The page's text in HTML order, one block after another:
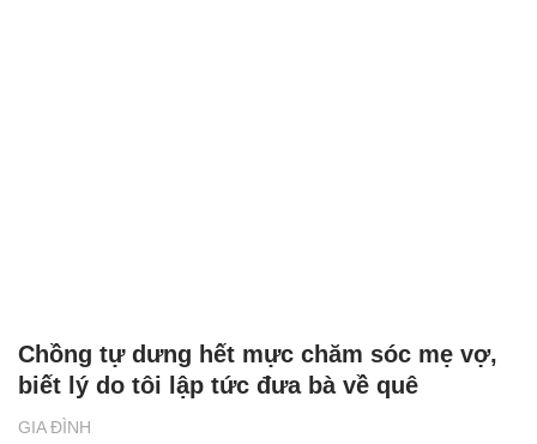
GIA ĐÌNH
Chồng tự dưng hết mực chăm sóc mẹ vợ,
biết lý do tôi lập tức đưa bà về quê